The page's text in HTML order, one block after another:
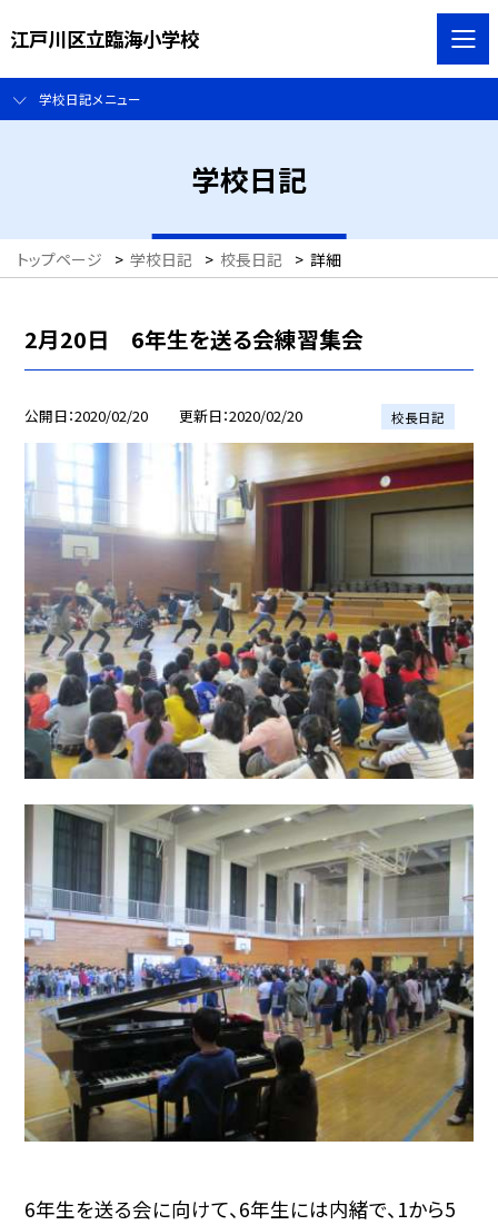
江戸川区立臨海小学校
学校日記メニュー
学校日記
トップページ > 学校日記 > 校長日記 > 詳細
2月20日 6年生を送る会練習集会
公開日 2020/02/20 更新日 2020/02/20 校長日記
6年生を送る会に向けて、6年生には内緒で、1から5